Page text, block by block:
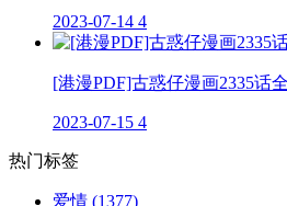
2023-07-14 4
[港漫PDF]古惑仔漫画2335话
2023-07-15 4
热门标签
爱情 (1377)